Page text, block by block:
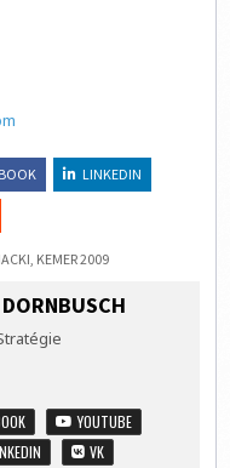
LINKEDIN
KEMER 2009
YOUTUBE
VK